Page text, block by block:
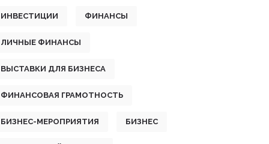
ИНВЕСТИЦИИ ФИНАНСЫ
ЛИЧНЫЕ ФИНАНСЫ
ВЫСТАВКИ ДЛЯ БИЗНЕСА
ФИНАНСОВАЯ ГРАМОТНОСТЬ
БИЗНЕС-МЕРОПРИЯТИЯ БИЗНЕС